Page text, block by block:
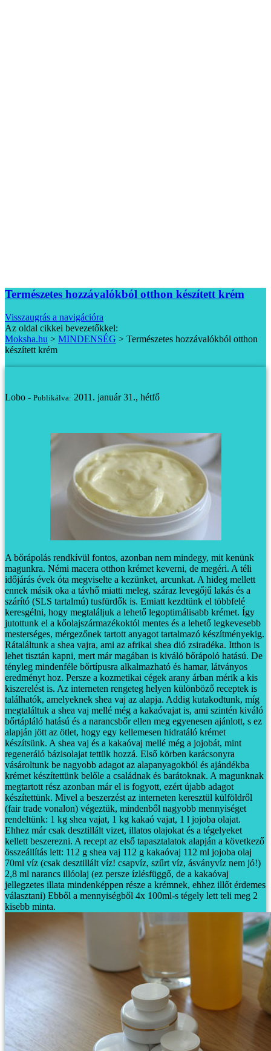
Természetes hozzávalókból otthon készített krém
Visszaugrás a navigációra
Az oldal cikkei bevezetőkkel:
Moksha.hu > MINDENSÉG > Természetes hozzávalókból otthon
készített krém
Lobo - Publikálva: 2011. január 31., hétfő
A bőrápolás rendkívül fontos, azonban nem mindegy, mit kenünk
magunkra. Némi macera otthon krémet keverni, de megéri. A téli
időjárás évek óta megviselte a kezünket, arcunkat. A hideg mellett
ennek másik oka a távhő miatti meleg, száraz levegőjű lakás és a
szárító (SLS tartalmú) tusfürdők is. Emiatt kezdtünk el többfelé
keresgélni, hogy megtaláljuk a lehető legoptimálisabb krémet. Így
jutottunk el a kőolajszármazékoktól mentes és a lehető legkevesebb
mesterséges, mérgezőnek tartott anyagot tartalmazó készítményekig.
Rátaláltunk a shea vajra, ami az afrikai shea dió zsiradéka. Itthon is
lehet tisztán kapni, mert már magában is kiváló bőrápoló hatású. De
tényleg mindenféle bőrtípusra alkalmazható és hamar, látványos
eredményt hoz. Persze a kozmetikai cégek arany árban mérik a kis
kiszerelést is. Az interneten rengeteg helyen különböző receptek is
találhatók, amelyeknek shea vaj az alapja. Addig kutakodtunk, míg
megtaláltuk a shea vaj mellé még a kakaóvajat is, ami szintén kiváló
bőrtápláló hatású és a narancsbőr ellen meg egyenesen ajánlott, s ez
alapján jött az ötlet, hogy egy kellemesen hidratáló krémet
készítsünk. A shea vaj és a kakaóvaj mellé még a jojobát, mint
regeneráló bázisolajat tettük hozzá. Első körben karácsonyra
vásároltunk be nagyobb adagot az alapanyagokból és ajándékba
krémet készítettünk belőle a családnak és barátoknak. A magunknak
megtartott rész azonban már el is fogyott, ezért újabb adagot
készítettünk. Mivel a beszerzést az interneten keresztül külföldről
(fair trade vonalon) végeztük, mindenből nagyobb mennyiséget
rendeltünk: 1 kg shea vajat, 1 kg kakaó vajat, 1 l jojoba olajat.
Ehhez már csak desztillált vizet, illatos olajokat és a tégelyeket
kellett beszerezni. A recept az első tapasztalatok alapján a következő
összeállítás lett: 112 g shea vaj 112 g kakaóvaj 112 ml jojoba olaj
70ml víz (csak desztillált víz! csapvíz, szűrt víz, ásványvíz nem jó!)
2,8 ml narancs illóolaj (ez persze ízlésfüggő, de a kakaóvaj
jellegzetes illata mindenképpen része a krémnek, ehhez illőt érdemes
választani) Ebből a mennyiségből 4x 100ml-s tégely lett teli meg 2
kisebb minta.